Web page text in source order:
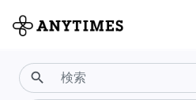
search